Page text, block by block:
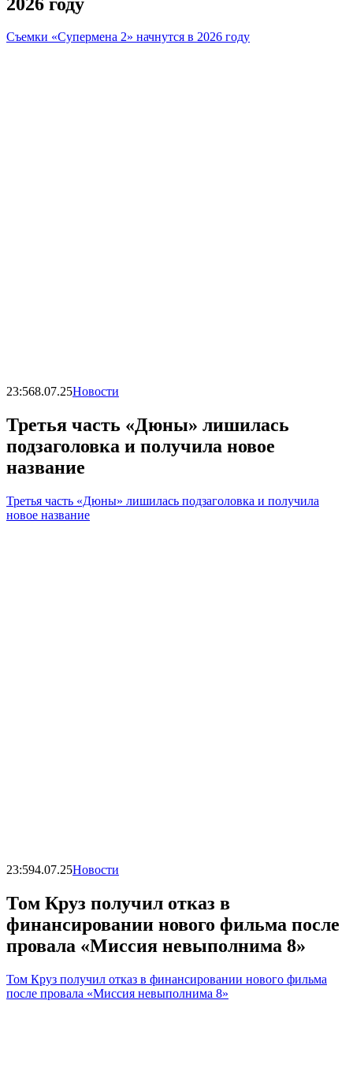
Съемки «Супермена 2» начнутся в 2026 году
23:568.07.25Новости
Третья часть «Дюны» лишилась
подзаголовка и получила новое
название
Третья часть «Дюны» лишилась подзаголовка и получила
новое название
23:594.07.25Новости
Том Круз получил отказ в
финансировании нового фильма после
провала «Миссия невыполнима 8»
Том Круз получил отказ в финансировании нового фильма
после провала «Миссия невыполнима 8»